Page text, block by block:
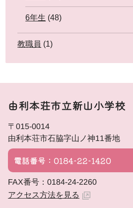
6年生 (48)
教職員 (1)
由利本荘市立新山小学校
〒015-0014
由利本荘市石脇字山ノ神11番地
電話番号：0184-22-1420
FAX番号：0184-24-2260
アクセス方法を見る